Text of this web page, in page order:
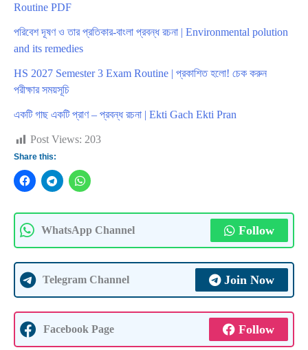
Routine PDF
পরিবেশ দূষণ ও তার প্রতিকার-বাংলা প্রবন্ধ রচনা | Environmental polution
and its remedies
HS 2027 Semester 3 Exam Routine | প্রকাশিত হলো! চেক করুন
পরীক্ষার সময়সূচি
একটি গাছ একটি প্রাণ – প্রবন্ধ রচনা | Ekti Gach Ekti Pran
Post Views: 203
Share this:
WhatsApp Channel Follow
Telegram Channel Join Now
Facebook Page Follow